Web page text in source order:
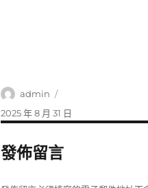
作
者
admin
發
佈
期:
2025 年 8 月 31 日
發佈留言